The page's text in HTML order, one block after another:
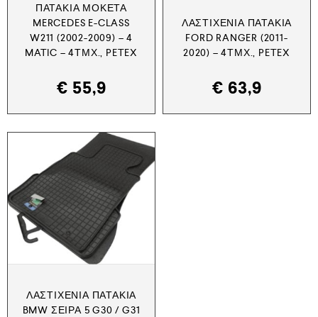
ΠΑΤΆΚΙΑ ΜΟΚΈΤΑ
MERCEDES E-CLASS
W211 (2002-2009) – 4
MATIC – 4ΤΜΧ., PETEX
€ 55,9
ΛΑΣΤΙΧΈΝΙΑ ΠΑΤΆΚΙΑ
FORD RANGER (2011-
2020) – 4ΤΜΧ., PETEX
€ 63,9
ΛΑΣΤΙΧΈΝΙΑ ΠΑΤΆΚΙΑ
BMW ΣΕΙΡΆ 5 G30 / G31